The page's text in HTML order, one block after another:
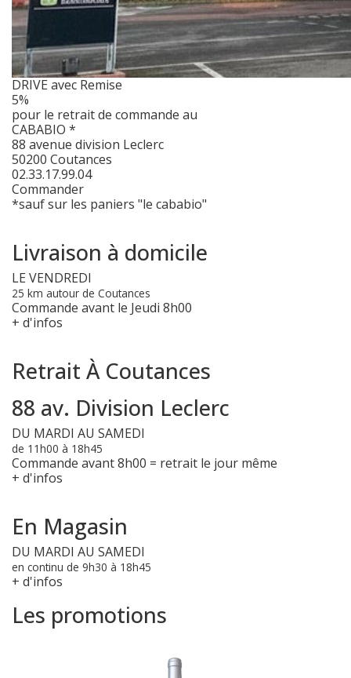
DRIVE avec Remise
5%
pour le retrait de commande au
CABABIO *
88 avenue division Leclerc
50200 Coutances
02.33.17.99.04
Commander
*sauf sur les paniers "le cababio"
Livraison à domicile
LE VENDREDI
25 km autour de Coutances
Commande avant le Jeudi 8h00
+ d'infos
Retrait À Coutances
88 av. Division Leclerc
DU MARDI AU SAMEDI
de 11h00 à 18h45
Commande avant 8h00 = retrait le jour même
+ d'infos
En Magasin
DU MARDI AU SAMEDI
en continu de 9h30 à 18h45
+ d'infos
Les promotions